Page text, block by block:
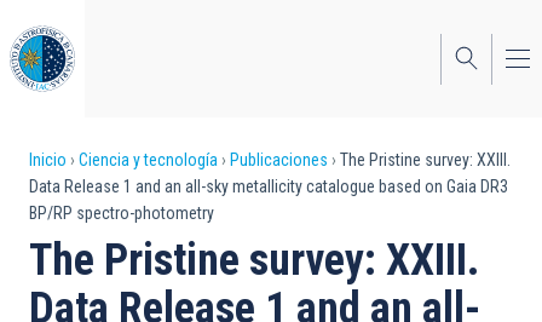
al
contenido
principal
Sobrescribir
enlaces
de
ayuda
Inicio Ciencia y tecnología Publicaciones
The Pristine survey: XXIII.
Data Release 1 and an all-sky metallicity catalogue based on Gaia DR3
BP/RP spectro-photometry
The Pristine survey: XXIII.
Data Release 1 and an all-